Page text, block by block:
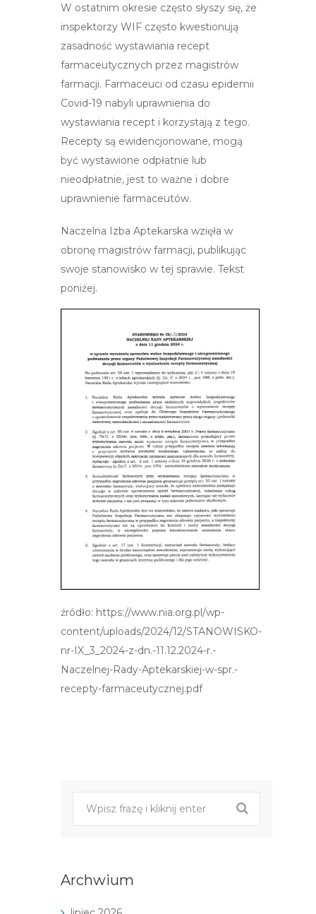
W ostatnim okresie często słyszy się, że
inspektorzy WIF często kwestionują
zasadność wystawiania recept
farmaceutycznych przez magistrów
farmacji. Farmaceuci od czasu epidemii
Covid-19 nabyli uprawnienia do
wystawiania recept i korzystają z tego.
Recepty są ewidencjonowane, mogą
być wystawione odpłatnie lub
nieodpłatnie, jest to ważne i dobre
uprawnienie farmaceutów.
Naczelna Izba Aptekarska wzięła w
obronę magistrów farmacji, publikując
swoje stanowisko w tej sprawie. Tekst
poniżej.
źródło: https://www.nia.org.pl/wp-
content/uploads/2024/12/STANOWISKO-
nr-IX_3_2024-z-dn.-11.12.2024-r.-
Naczelnej-Rady-Aptekarskiej-w-spr.-
recepty-farmaceutycznej.pdf
Archwium